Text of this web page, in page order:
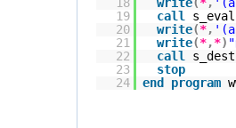
19
call
20
write(*,
21
write(*,*)
22
call
23
stop
24
end program